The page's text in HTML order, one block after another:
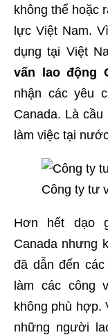
không thể hoặc
lực Việt Nam.
dụng tại Việt
vấn lao động
nhận các yêu
Canada. Là
làm việc tại
Công ty tư
Hơn hết dạo
Canada nhưng
đã dẫn đến
làm các công
không phù hợp.
những người